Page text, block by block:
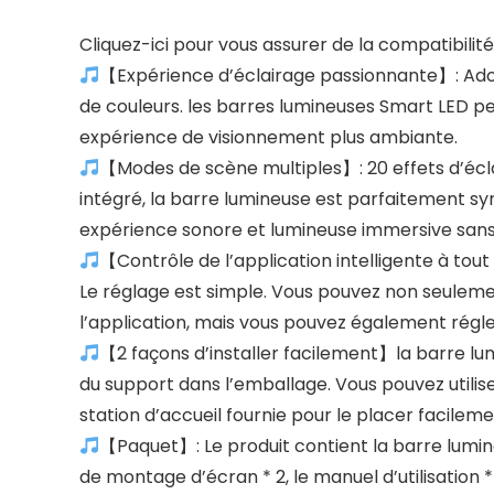
Cliquez-ici pour vous assurer de la
【Expérience d’éclairage passionnante】:
de couleurs. les barres lumineuses Smart LED
expérience de visionnement plus ambiante.
【Modes de scène multiples】: 20 effets
intégré, la barre lumineuse est parfaitement
expérience sonore et lumineuse immersive
【Contrôle de l’application intelligente à
Le réglage est simple. Vous pouvez non
l’application, mais vous pouvez également
【2 façons d’installer facilement】la barre
du support dans l’emballage. Vous pouvez
station d’accueil fournie pour le placer
【Paquet】: Le produit contient la barre
de montage d’écran * 2, le manuel